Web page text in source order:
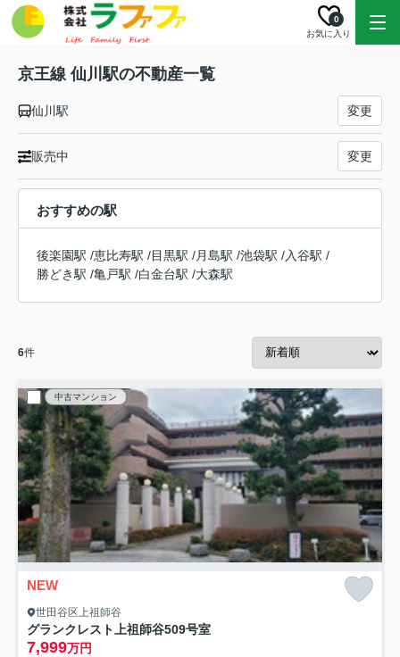
お気に入り
0
京王線 仙川駅の不動産一覧
仙川駅 変更
販売中 変更
おすすめの駅
後楽園駅 /恵比寿駅 /目黒駅 /月島駅 /池袋駅 /入谷駅 /
勝どき駅 /亀戸駅 /白金台駅 /大森駅
6件
中古マンション
NEW
世田谷区上祖師谷
グランクレスト上祖師谷509号室
7,999万円